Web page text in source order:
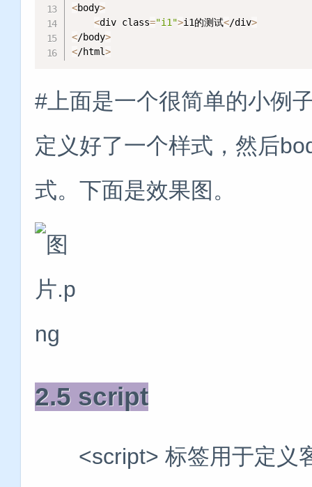
<body>
<div class="i1">i1的测试</div>
</body>
</html>
#上面是一个很简单的小例
定义好了一个样式，然后
式。下面是效果图。
2.5 script
<script> 标签用于定义